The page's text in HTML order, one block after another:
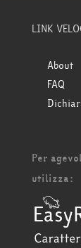
LINK
About
FAQ
Per
utilizza: